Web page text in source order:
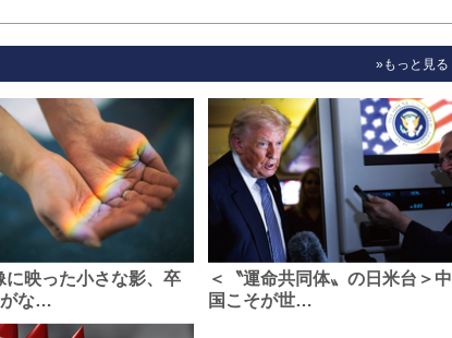
»もっと見る
に映った小さな影、卒
な…
＜〝運命共同体〟の日米台＞中
国こそが世…